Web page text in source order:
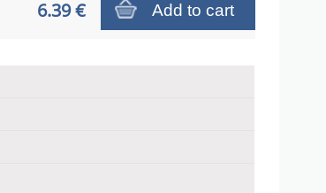
6.39 € Add to cart